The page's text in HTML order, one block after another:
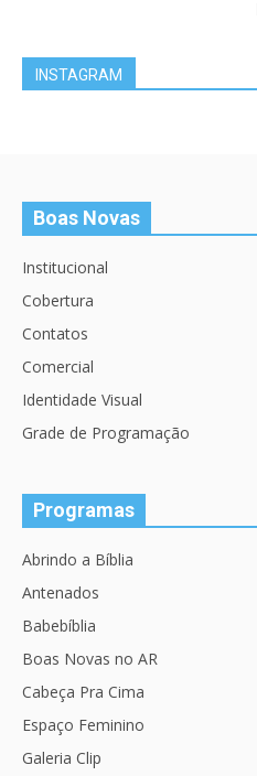
INSTAGRAM
Boas Novas
Institucional
Cobertura
Contatos
Comercial
Identidade Visual
Grade de Programação
Programas
Abrindo a Bíblia
Antenados
Babebíblia
Boas Novas no AR
Cabeça Pra Cima
Espaço Feminino
Galeria Clip